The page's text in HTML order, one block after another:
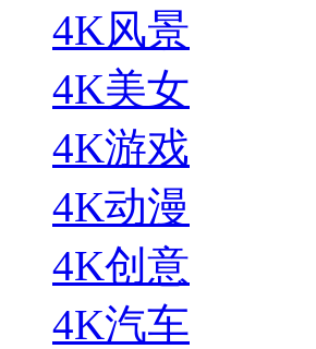
4K风景
4K美女
4K游戏
4K动漫
4K创意
4K汽车